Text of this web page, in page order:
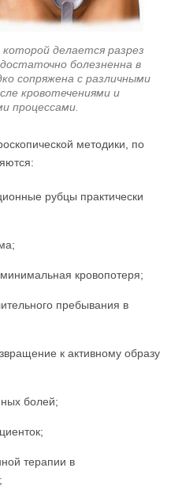
делается разрез
болезненна в
сопряжена с различными
кровотечениями и
процессами.
методики, по
рубцы практически
кровопотеря;
пребывания в
к активному образу
болей;
терапии в